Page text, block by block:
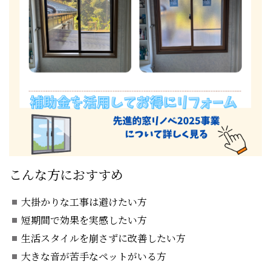
こんな方におすすめ
大掛かりな工事は避けたい方
短期間で効果を実感したい方
生活スタイルを崩さずに改善したい方
大きな音が苦手なペットがいる方